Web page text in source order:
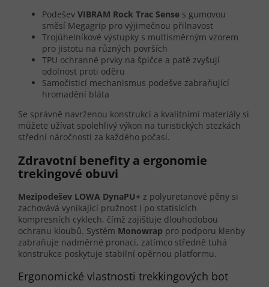
Podešev VIBRAM Rock Trac Sense s gumovou
směsí Megagrip pro výjimečnou přilnavost
Trojúhelníkové výstupky s multisměrným vzorem
pro jistotu na různých površích
TPU ochranné prvky na špičce a patě zvyšují
odolnost proti oděru
Samočisticí mechanismus podešve zabraňující
hromadění bláta
Se správně navrženou konstrukcí a kvalitními materiály si
můžete užívat spolehlivý výkon na turistických stezkách
střední náročnosti za každého počasí.
Zdravotní benefity a ergonomie
trekingové obuvi
Mezipodešev LOWA DynaPU+ z polyuretanové pěny si
zachovává vynikající pružnost i po statisících
kompresních cyklech, čímž zajišťuje dlouhodobou
ochranu kloubů. Systém Monowrap pro podporu klenby
zabraňuje nadměrné pronaci, zatímco středně tuhá
konstrukce poskytuje stabilní opěrnou platformu.
Ergonomické vlastnosti trekkingových bot